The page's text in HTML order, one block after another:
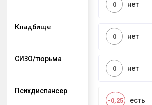
нет
0
Кладбище
нет
0
СИЗО/тюрьма
нет
0
Психдиспансер
есть
-0,25